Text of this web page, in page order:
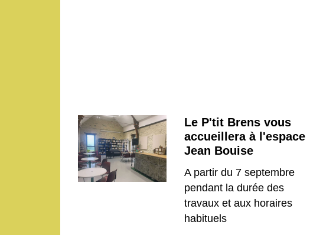
Le P'tit Brens vous
accueillera à l'espace
Jean Bouise
A partir du 7 septembre
pendant la durée des
travaux et aux horaires
habituels